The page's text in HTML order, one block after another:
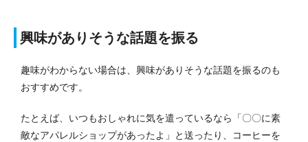
興味がありそうな話題を振る
趣味がわからない場合は、興味がありそうな話題を振るのも
おすすめです。
たとえば、いつもおしゃれに気を遣っているなら「〇〇に素
敵なアパレルショップがあったよ」と送ったり、コーヒーを